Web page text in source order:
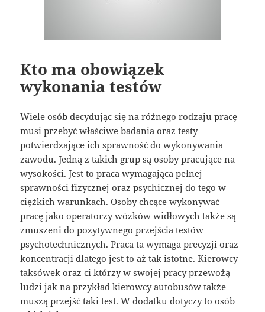
Kto ma obowiązek
wykonania testów
Wiele osób decydując się na różnego rodzaju pracę
musi przebyć właściwe badania oraz testy
potwierdzające ich sprawność do wykonywania
zawodu. Jedną z takich grup są osoby pracujące na
wysokości. Jest to praca wymagająca pełnej
sprawności fizycznej oraz psychicznej do tego w
ciężkich warunkach. Osoby chcące wykonywać
pracę jako operatorzy wózków widłowych także są
zmuszeni do pozytywnego przejścia testów
psychotechnicznych. Praca ta wymaga precyzji oraz
koncentracji dlatego jest to aż tak istotne. Kierowcy
taksówek oraz ci którzy w swojej pracy przewożą
ludzi jak na przykład kierowcy autobusów także
muszą przejść taki test. W dodatku dotyczy to osób